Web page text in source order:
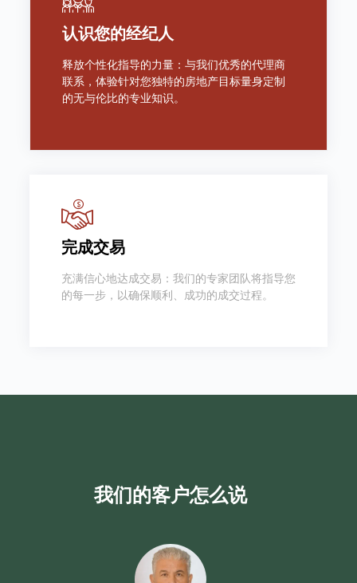
认识您的经纪人
释放个性化指导的力量：与我们优秀的代理商
联系，体验针对您独特的房地产目标量身定制
的无与伦比的专业知识。
完成交易
充满信心地达成交易：我们的专家团队将指导您
的每一步，以确保顺利、成功的成交过程。
我们的客户怎么说